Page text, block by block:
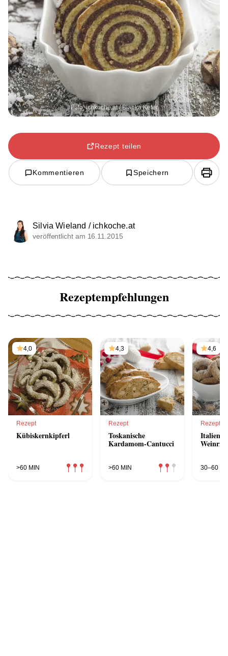
Foto: ichkoche.at / Blanka Kefer
Rezept teilen
Kommentieren Speichern
Silvia Wieland / ichkoche.at
veröffentlicht am 16.11.2015
Rezeptempfehlungen
4,0
Rezept
Kübiskernkipferl
>60 MIN
4,3
Rezept
Toskanische
Kardamom-Cantucci
>60 MIN
4,6
Rezept
30–60